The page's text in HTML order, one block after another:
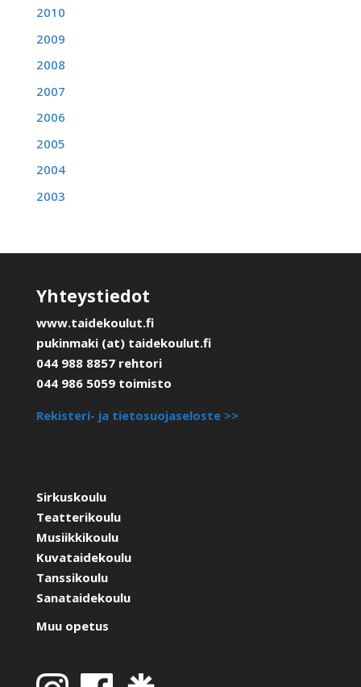
2010
2009
2008
2007
2006
2005
2004
2003
Yhteystiedot
www.taidekoulut.fi
pukinmaki (at) taidekoulut.fi
044 988 8857 rehtori
044 986 5059 toimisto
Rekisteri- ja tietosuojaseloste >>
Sirkuskoulu
Teatterikoulu
Musiikkikoulu
Kuvataidekoulu
Tanssikoulu
Sanataidekoulu
Muu opetus